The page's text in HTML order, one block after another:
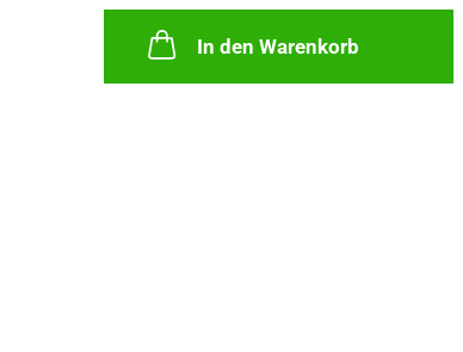
In den Warenkorb